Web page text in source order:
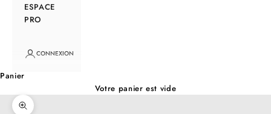
ESPACE
PRO
CONNEXION
Panier
Votre panier est vide
Zoomer sur l'image